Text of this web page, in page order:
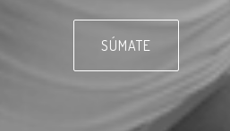
SÚMATE